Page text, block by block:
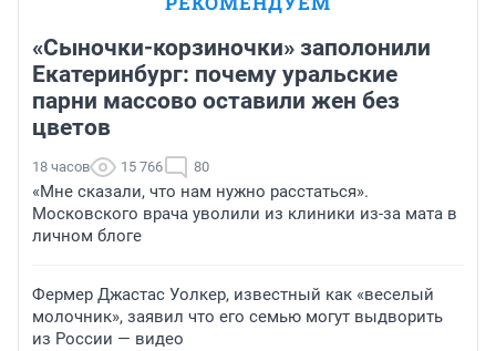
«Сыночки-корзиночки» заполонили
Екатеринбург: почему уральские
парни массово оставили жен без
цветов
18 часов 15 766 80
«Мне сказали, что нам нужно расстаться».
Московского врача уволили из клиники из-за мата в
личном блоге
Фермер Джастас Уолкер, известный как «веселый
молочник», заявил что его семью могут выдворить
из России — видео